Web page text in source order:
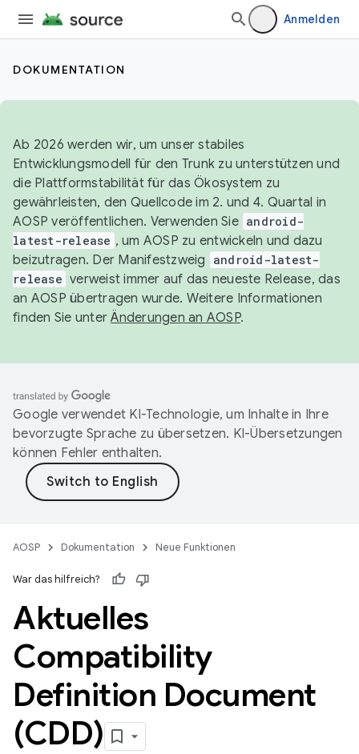
Anmelden
DOKUMENTATION
Ab 2026 werden wir, um unser stabiles
Entwicklungsmodell für den Trunk zu unterstützen und
die Plattformstabilität für das Ökosystem zu
gewährleisten, den Quellcode im 2. und 4. Quartal in
AOSP veröffentlichen. Verwenden Sie android-
latest-release , um AOSP zu entwickeln und dazu
beizutragen. Der Manifestzweig
android-latest-
release verweist immer auf das neueste Release, das
an AOSP übertragen wurde. Weitere Informationen
finden Sie unterÄnderungen an AOSP.
Google verwendet KI-Technologie, um Inhalte in Ihre
bevorzugte Sprache zu übersetzen. KI-Übersetzungen
können Fehler enthalten.
AOSP Dokumentation Neue Funktionen
War das hilfreich?
Aktuelles
Compatibility
Definition Document
(CDD)